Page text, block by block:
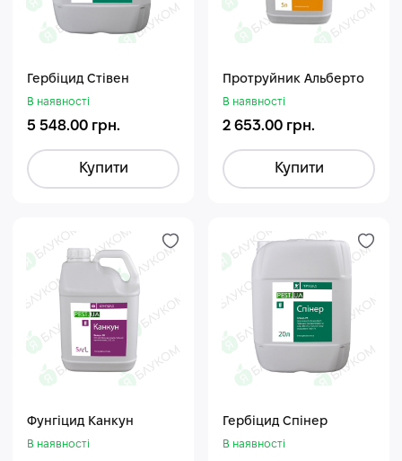
Гербіцид Стівен
В наявності
5 548.00 грн.
Купити
Протруйник Альберто
В наявності
2 653.00 грн.
Купити
Фунгіцид Канкун
В наявності
Гербіцид Спінер
В наявності